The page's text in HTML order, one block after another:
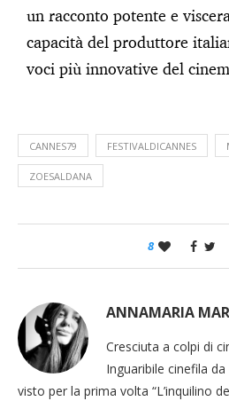
un racconto potente e
capacità del produttore
voci più innovative del
CANNES79 FESTIVALDICANNES
ZOESALDANA
8
ANNAMARIA
Cresciuta a colpi di
Inguaribile cinefila
visto per la prima volta “L’inquilino